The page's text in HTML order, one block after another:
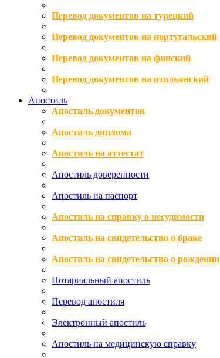
Перевод документов на турецкий
Перевод документов на португальский
Перевод документов на финский
Перевод документов на итальянский
Апостиль
Апостиль документов
Апостиль диплома
Апостиль на аттестат
Апостиль доверенности
Апостиль на паспорт
Апостиль на справку о несудимости
Апостиль на свидетельство о браке
Апостиль на свидетельство о рождении
Нотариальный апостиль
Перевод апостиля
Электронный апостиль
Апостиль на медицинскую справку